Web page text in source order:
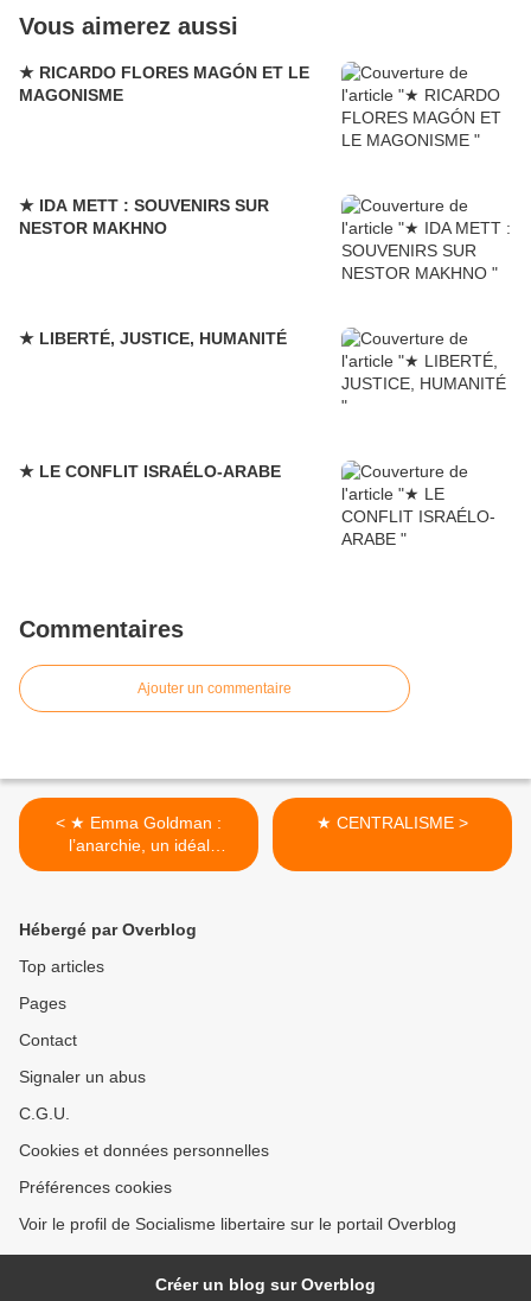
Vous aimerez aussi
★ RICARDO FLORES MAGÓN ET LE
MAGONISME
★ IDA METT : SOUVENIRS SUR
NESTOR MAKHNO
★ LIBERTÉ, JUSTICE, HUMANITÉ
★ LE CONFLIT ISRAÉLO-ARABE
Commentaires
Ajouter un commentaire
< ★ Emma Goldman :
l’anarchie, un idéal
d’émancipation
★ CENTRALISME >
Hébergé par Overblog
Top articles
Pages
Contact
Signaler un abus
C.G.U.
Cookies et données personnelles
Préférences cookies
Voir le profil de Socialisme libertaire sur le portail Overblog
Créer un blog sur Overblog